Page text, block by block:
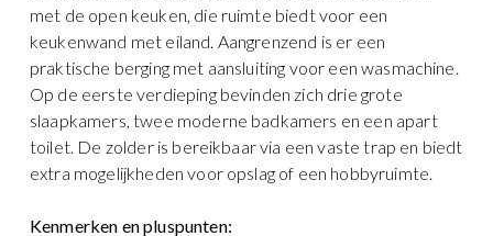
met de open keuken, die ruimte biedt voor een
keukenwand met eiland. Aangrenzend is er een
praktische berging met aansluiting voor een wasmachine.
Op de eerste verdieping bevinden zich drie grote
slaapkamers, twee moderne badkamers en een apart
toilet. De zolder is bereikbaar via een vaste trap en biedt
extra mogelijkheden voor opslag of een hobbyruimte.
Kenmerken en pluspunten: